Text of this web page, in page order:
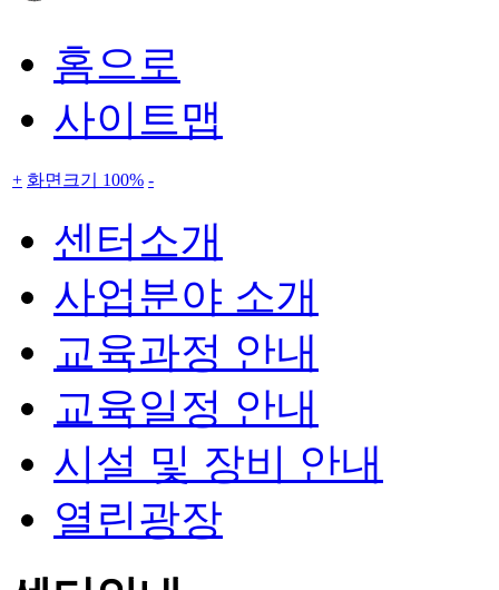
홈으로
사이트맵
+ 화면크기 100% -
센터소개
사업분야 소개
교육과정 안내
교육일정 안내
시설 및 장비 안내
열린광장